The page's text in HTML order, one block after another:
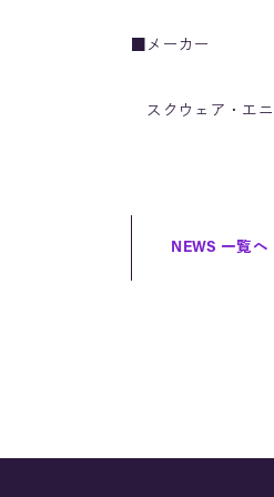
■メーカー
スクウェア・エ
NEWS 一覧へ